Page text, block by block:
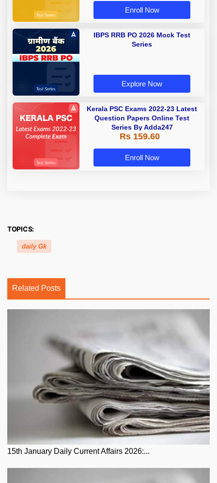
Enroll Now
IBPS RRB PO 2026 Mock Test
Series
Explore Now
Kerala PSC Exams 2022-23 Latest
Question Papers Online Test
Series By Adda247
Rs 159.60
Enroll Now
TOPICS:
daily Gk
Related Posts
15th January Daily Current Affairs 2026:...